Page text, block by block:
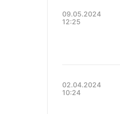
09.05.2024
12:25
02.04.2024
10:24